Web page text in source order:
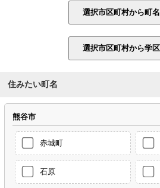
住みたい町名
熊谷市
赤城町
石原